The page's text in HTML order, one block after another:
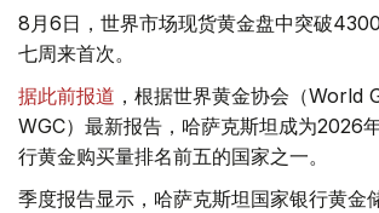
8月6日，世界市场现货黄金盘中突破
七周来首次。
据此前报道 ，根据世界黄金协会（World
WGC）最新报告，哈萨克斯坦成为2026
行黄金购买量排名前五的国家之一。
季度报告显示，哈萨克斯坦国家银行黄金